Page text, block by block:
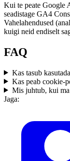
Kui te peate Google
seadistage GA4
Vahelahendused
kuigi neid endiselt
FAQ
Kas tasub
Kas peab cookie-
Mis juhtub, kui
Jaga: